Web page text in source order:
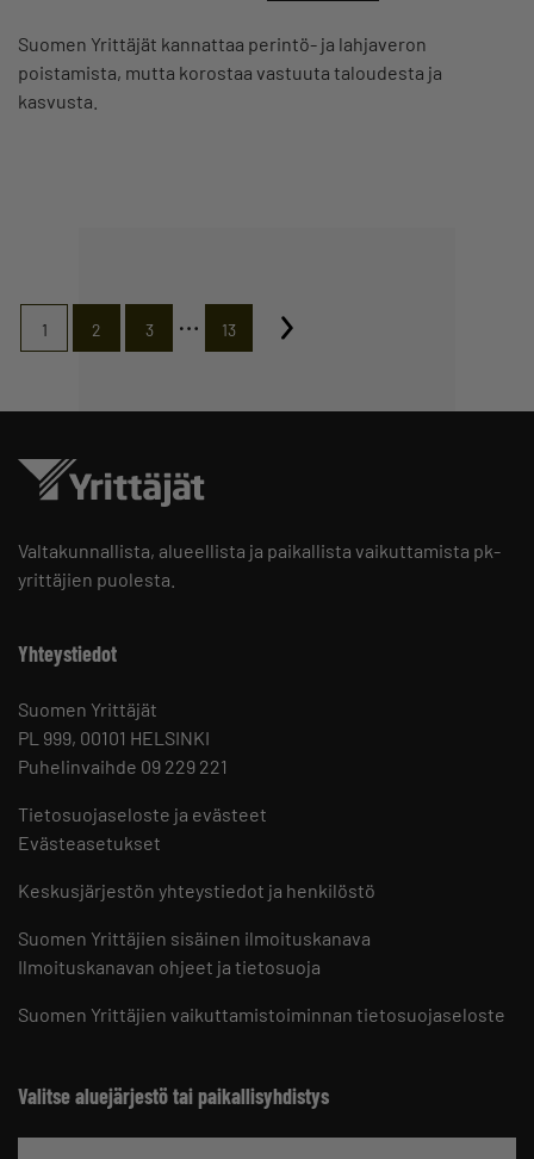
Suomen Yrittäjät kannattaa perintö- ja lahjaveron
poistamista, mutta korostaa vastuuta taloudesta ja
kasvusta.
1 2 3 … 13
Valtakunnallista, alueellista ja paikallista vaikuttamista pk-
yrittäjien puolesta.
Yhteystiedot
Suomen Yrittäjät
PL 999, 00101 HELSINKI
Puhelinvaihde 09 229 221
Tietosuojaseloste ja evästeet
Evästeasetukset
Keskusjärjestön yhteystiedot ja henkilöstö
Suomen Yrittäjien sisäinen ilmoituskanava
Ilmoituskanavan ohjeet ja tietosuoja
Suomen Yrittäjien vaikuttamistoiminnan tietosuojaseloste
Valitse aluejärjestö tai paikallisyhdistys